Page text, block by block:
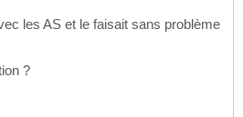
verticalAlign=
www.developpez.net/
les AS et le faisait sans problème
?